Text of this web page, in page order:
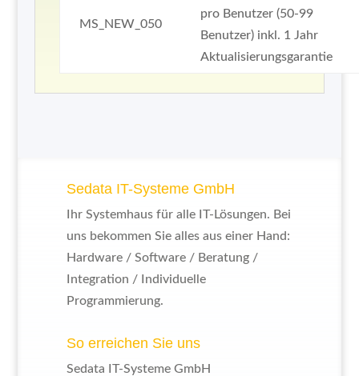
MS_NEW_050
pro Benutzer (50-99
Benutzer) inkl. 1 Jahr
Aktualisierungsgarantie
Sedata IT-Systeme GmbH
Ihr Systemhaus für alle IT-Lösungen. Bei
uns bekommen Sie alles aus einer Hand:
Hardware / Software / Beratung /
Integration / Individuelle
Programmierung.
So erreichen Sie uns
Sedata IT-Systeme GmbH